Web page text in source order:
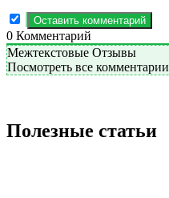
0 Комментарий
Межтекстовые Отзывы
Посмотреть все комментарии
Полезные статьи